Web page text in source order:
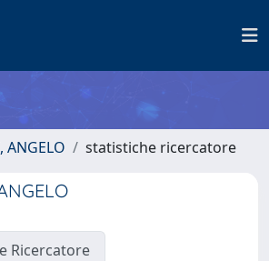
ANGELO statistiche ricercatore
Ricercatore